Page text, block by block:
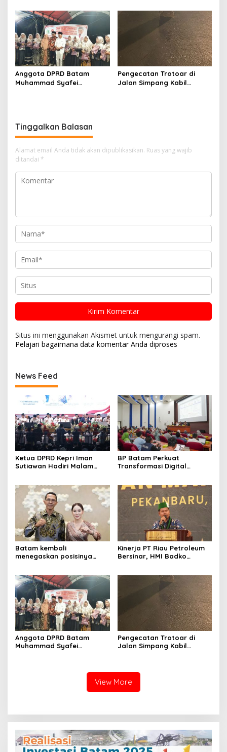
unggulan untuk investasi di
Indonesia
Kelola Transparan dan
Anggota DPRD Batam
Muhammad Syafei
Pengecatan Trotoar di
Jalan Simpang Kabil
Tinggalkan Balasan
Alamat email Anda tidak akan dipublikasikan. Ruas yang wajib
ditandai *
Situs ini menggunakan Akismet untuk mengurangi spam.
Pelajari bagaimana data komentar Anda diproses
News Feed
Ketua DPRD Kepri Iman
Sutiawan Hadiri Malam
Semangat Persatuan
BP Batam Perkuat
Transformasi Digital
Batam kembali
menegaskan posisinya
Indonesia
Kinerja PT Riau Petroleum
Bersinar, HMI Badko
Anggota DPRD Batam
Muhammad Syafei
Pengecatan Trotoar di
Jalan Simpang Kabil
Tempuh Jalur Hukum
View More